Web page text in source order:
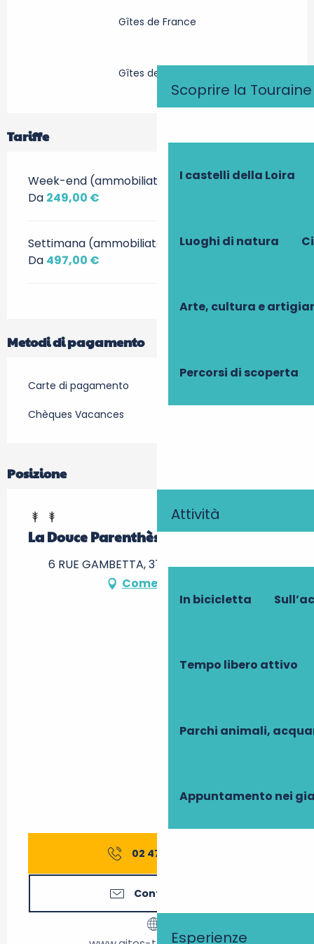
Scoprire la Touraine
I castelli della Loira
Luoghi di natura
Arte, cultura e
Percorsi di scoperta
Attività
In bicicletta
Tempo libero attivo
Parchi animali,
Appuntamento nei
Esperienze
Gîtes de France
Gîtes de France
Tariffe
Week-end (ammobiliato)
Da 249,00 €
Settimana (ammobiliato)
Da 497,00 €
Metodi di pagamento
Carte di pagamento
Chèques Vacances
Posizione
La Douce Parenthèse
6 RUE GAMBETTA, 37220 L' Île-Bouchard
Come arrivare
02 47 27 56
Contattateci